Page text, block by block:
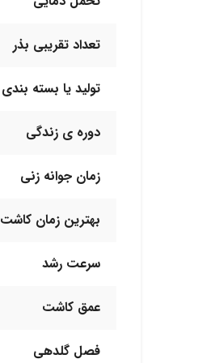
تعداد تقریبی بذر
تولید یا بسته بندی
دوره ی زندگی
زمان جوانه زنی
بهترین زمان کاشت
سرعت رشد
عمق کاشت
فصل گلدهی